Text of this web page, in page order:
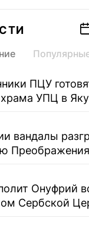
ПЦУ
храма УПЦ в
вандалы
Онуфрий
Сербской